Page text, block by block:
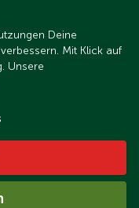
Deine
Mit Klick auf
Unsere